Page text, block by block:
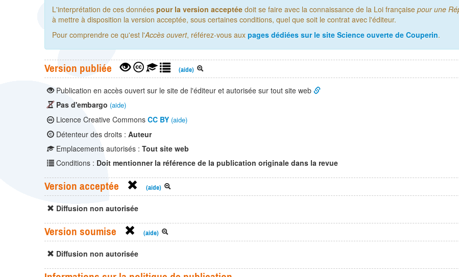
L'interprétation de ces données pour la version acceptée doit se faire avec la connaissance de la Loi française pour une
à mettre à disposition la version acceptée, sous certaines conditions, quel que soit le contrat avec l'éditeur.
Pour comprendre ce qu'est l'Accès ouvert, référez-vous aux pages dédiées sur le site Science ouverte de Couperin.
Version publiée (aide)
Publication en accès ouvert sur le site de l'éditeur et autorisée sur tout site web
Pas d'embargo (aide)
Licence Creative Commons CC BY (aide)
Détenteur des droits : Auteur
Emplacements autorisés : Tout site web
Conditions : Doit mentionner la référence de la publication originale dans la revue
Version acceptée (aide)
Diffusion non autorisée
Version soumise (aide)
Diffusion non autorisée